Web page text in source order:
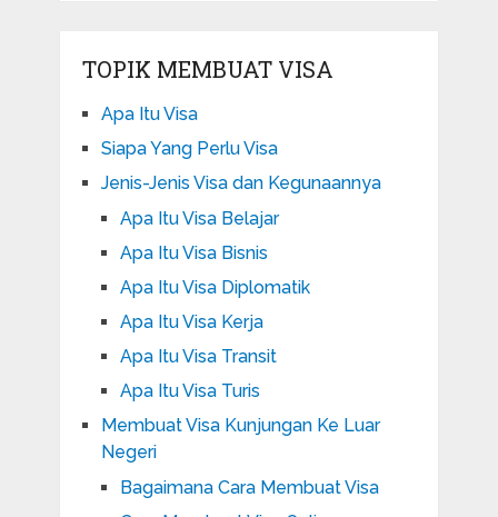
TOPIK MEMBUAT VISA
Apa Itu Visa
Siapa Yang Perlu Visa
Jenis-Jenis Visa dan Kegunaannya
Apa Itu Visa Belajar
Apa Itu Visa Bisnis
Apa Itu Visa Diplomatik
Apa Itu Visa Kerja
Apa Itu Visa Transit
Apa Itu Visa Turis
Membuat Visa Kunjungan Ke Luar
Negeri
Bagaimana Cara Membuat Visa